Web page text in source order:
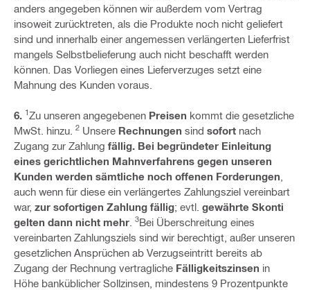
anders angegeben können wir außerdem vom Vertrag
insoweit zurücktreten, als die Produkte noch nicht geliefert
sind und innerhalb einer angemessen verlängerten Lieferfrist
mangels Selbstbelieferung auch nicht beschafft werden
können. Das Vorliegen eines Lieferverzuges setzt eine
Mahnung des Kunden voraus.
6. 1Zu unseren angegebenen Preisen kommt die gesetzliche
MwSt. hinzu.
2 Unsere Rechnungen sind sofort nach
Zugang zur Zahlung fällig. Bei begründeter Einleitung
eines gerichtlichen Mahnverfahrens gegen unseren
Kunden werden sämtliche noch offenen Forderungen
auch wenn für diese ein verlängertes Zahlungsziel vereinbart
war, zur sofortigen Zahlung fällig; evtl. gewährte Skonti
gelten dann nicht mehr
3Bei Überschreitung eines
vereinbarten Zahlungsziels sind wir berechtigt, außer unseren
gesetzlichen Ansprüchen ab Verzugseintritt bereits ab
Zugang der Rechnung vertragliche Fälligkeitszinsen in
Höhe banküblicher Sollzinsen, mindestens 9 Prozentpunkte